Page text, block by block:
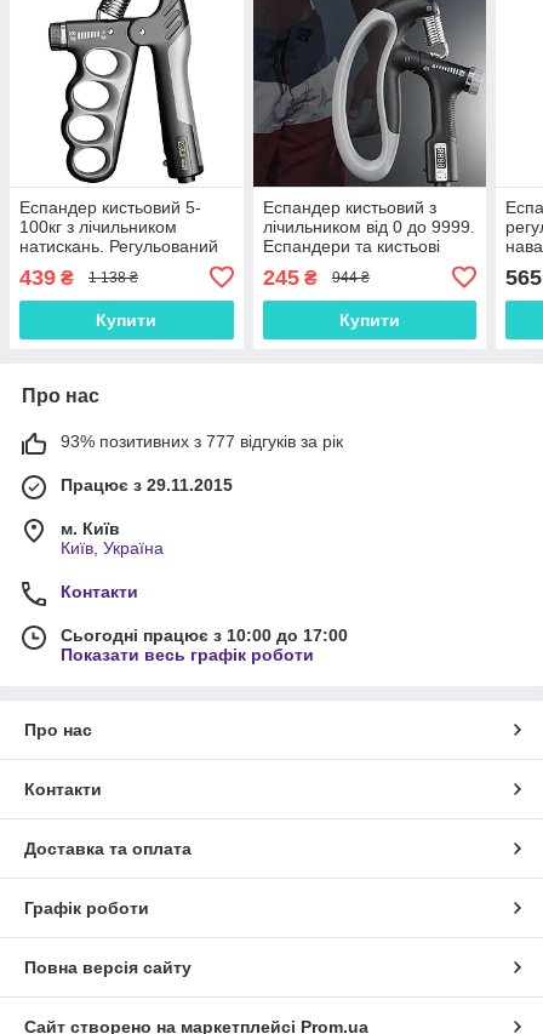
Еспандер кистьовий 5-
100кг з лічильником
натискань. Регульований
чорний із сірим
439 ₴ 1 138 ₴
Купити
Еспандер кистьовий з
лічильником від 0 до 9999.
Еспандери та кистьові
регульований 10-100 кг
245₴ 944 ₴
Купити
565
Про нас
93% позитивних з 777 відгуків за рік
Працює з 29.11.2015
м. Київ
Київ, Україна
Контакти
Сьогодні працює з 10:00 до 17:00
Показати весь графік роботи
Про нас
Контакти
Доставка та оплата
Графік роботи
Повна версія сайту
Сайт створено на маркетплейсі Prom.ua